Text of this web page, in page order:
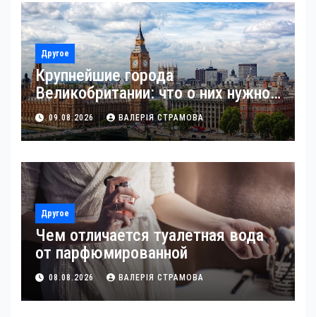
Другое
Крупнейшие города
Великобритании: что о них нужно
знать
09.08.2026 ВАЛЕРІЯ СТРАМОВА
Другое
Чем отличается туалетная вода
от парфюмированной
08.08.2026 ВАЛЕРІЯ СТРАМОВА